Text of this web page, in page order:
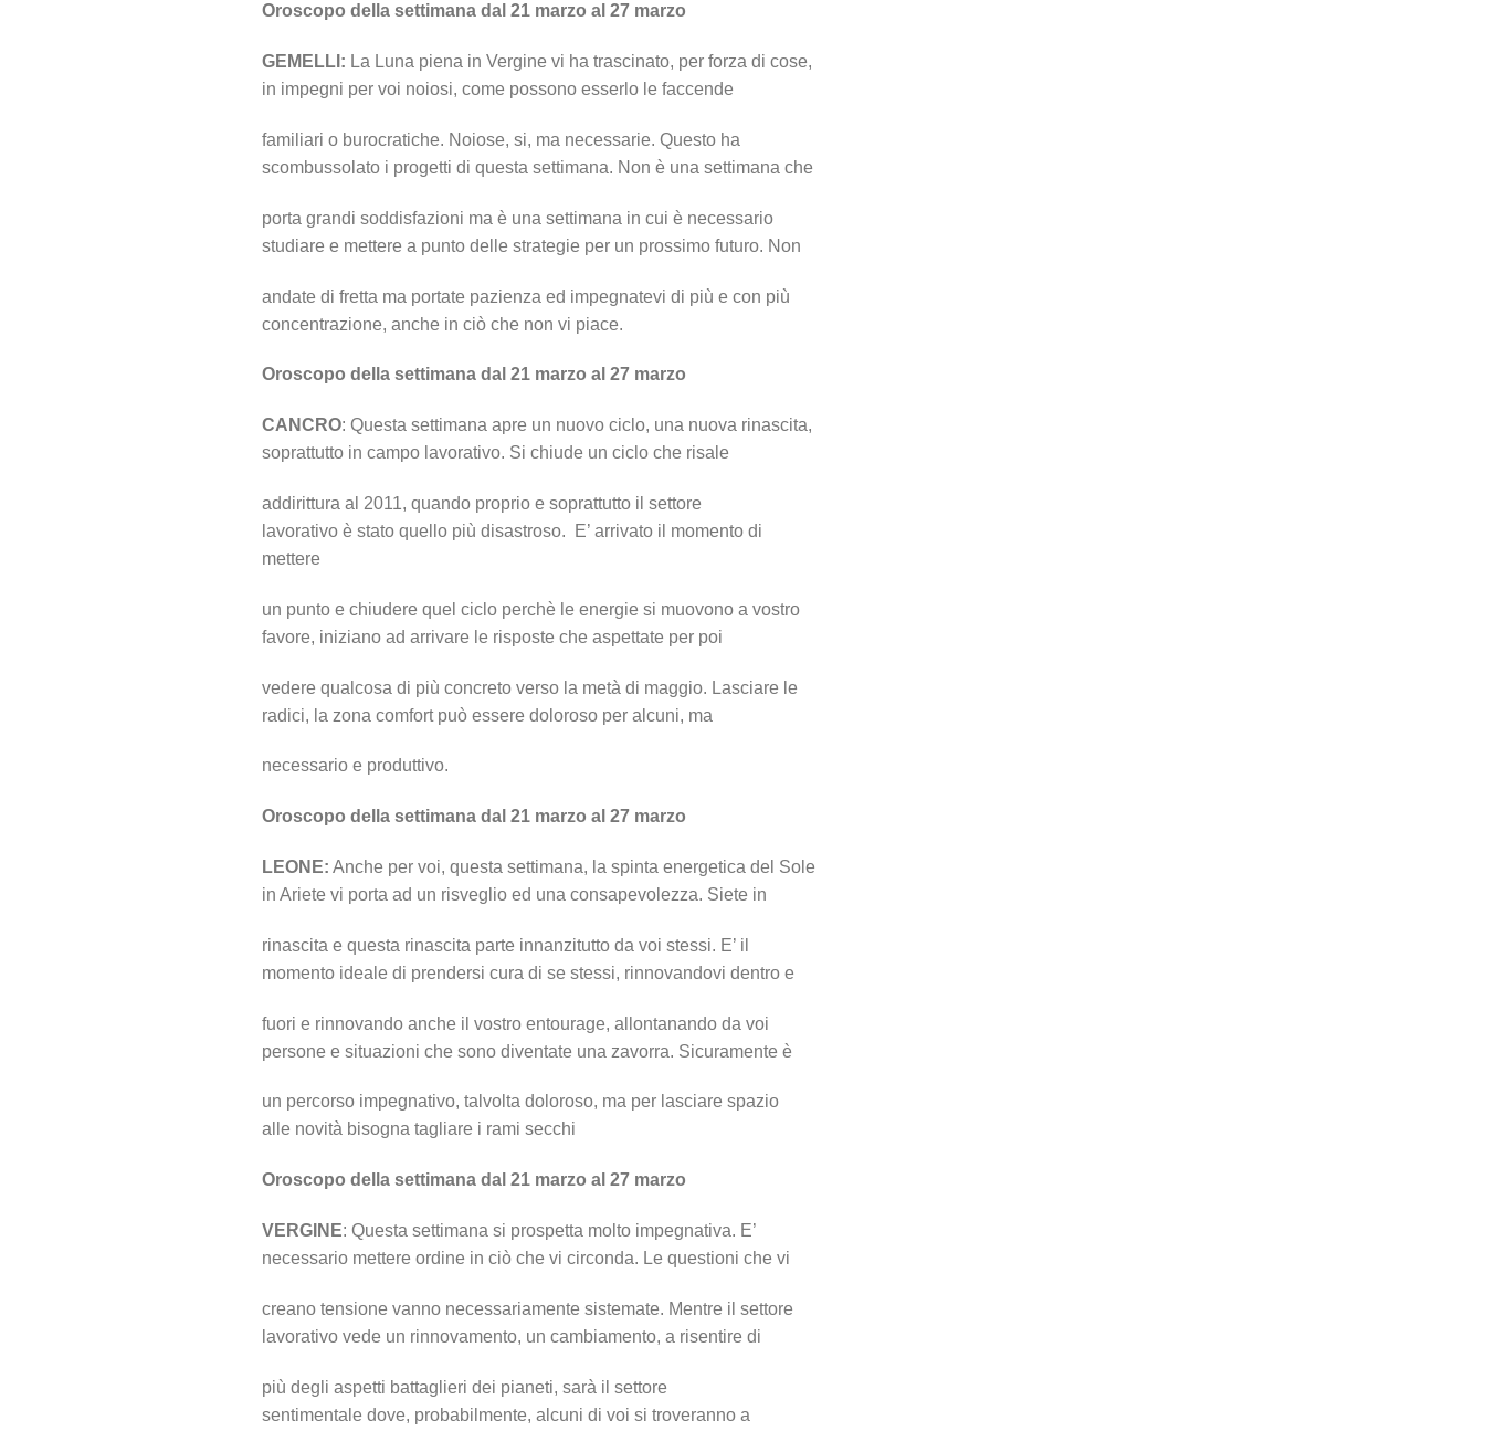
Oroscopo della settimana dal 21 marzo al 27 marzo
GEMELLI: La Luna piena in Vergine vi ha trascinato, per forza di cose,
in impegni per voi noiosi, come possono esserlo le faccende
familiari o burocratiche. Noiose, si, ma necessarie. Questo ha
scombussolato i progetti di questa settimana. Non è una settimana che
porta grandi soddisfazioni ma è una settimana in cui è necessario
studiare e mettere a punto delle strategie per un prossimo futuro. Non
andate di fretta ma portate pazienza ed impegnatevi di più e con più
concentrazione, anche in ciò che non vi piace.
Oroscopo della settimana dal 21 marzo al 27 marzo
CANCRO: Questa settimana apre un nuovo ciclo, una nuova rinascita,
soprattutto in campo lavorativo. Si chiude un ciclo che risale
addirittura al 2011, quando proprio e soprattutto il settore
lavorativo è stato quello più disastroso. E’ arrivato il momento di
mettere
un punto e chiudere quel ciclo perchè le energie si muovono a vostro
favore, iniziano ad arrivare le risposte che aspettate per poi
vedere qualcosa di più concreto verso la metà di maggio. Lasciare le
radici, la zona comfort può essere doloroso per alcuni, ma
necessario e produttivo.
Oroscopo della settimana dal 21 marzo al 27 marzo
LEONE: Anche per voi, questa settimana, la spinta energetica del Sole
in Ariete vi porta ad un risveglio ed una consapevolezza. Siete in
rinascita e questa rinascita parte innanzitutto da voi stessi. E’ il
momento ideale di prendersi cura di se stessi, rinnovandovi dentro e
fuori e rinnovando anche il vostro entourage, allontanando da voi
persone e situazioni che sono diventate una zavorra. Sicuramente è
un percorso impegnativo, talvolta doloroso, ma per lasciare spazio
alle novità bisogna tagliare i rami secchi
Oroscopo della settimana dal 21 marzo al 27 marzo
VERGINE: Questa settimana si prospetta molto impegnativa. E’
necessario mettere ordine in ciò che vi circonda. Le questioni che vi
creano tensione vanno necessariamente sistemate. Mentre il settore
lavorativo vede un rinnovamento, un cambiamento, a risentire di
più degli aspetti battaglieri dei pianeti, sarà il settore
sentimentale dove, probabilmente, alcuni di voi si troveranno a